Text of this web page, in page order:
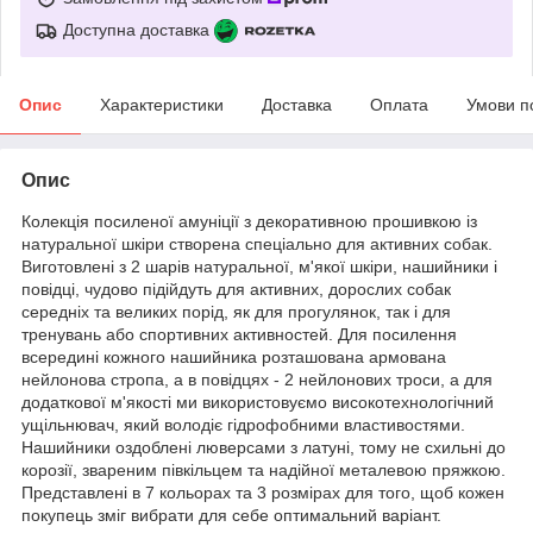
Доступна доставка
Опис Характеристики Доставка Оплата Умови
Опис
Колекція посиленої амуніції з декоративною прошивкою із
натуральної шкіри створена спеціально для активних собак.
Виготовлені з 2 шарів натуральної, м'якої шкіри, нашийники і
повідці, чудово підійдуть для активних, дорослих собак
середніх та великих порід, як для прогулянок, так і для
тренувань або спортивних активностей. Для посилення
всередині кожного нашийника розташована армована
нейлонова стропа, а в повідцях - 2 нейлонових троси, а для
додаткової м'якості ми використовуємо високотехнологічний
ущільнювач, який володіє гідрофобними властивостями.
Нашийники оздоблені люверсами з латуні, тому не схильні до
корозії, звареним півкільцем та надійної металевою пряжкою.
Представлені в 7 кольорах та 3 розмірах для того, щоб кожен
покупець зміг вибрати для себе оптимальний варіант.